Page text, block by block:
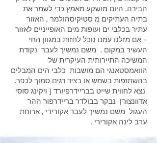
הבירה. היום מושקע מאמץ כדי לשמר את
בתיה העתיקים מ סטיקיסהולמר , האזור
עתיר בכלבי ים ועופות מים האופייניים לאזור
– אם מזלנו עמנו נוכל לחזות במגוון החי
העשיר במקום . משם נמשיך לעבר נקודת
המשיכה התיירותית העיקרית של
הוואמסטאנגי הם מושבות כלבי הים המבלים
בהשתזפות בשמש או בציד דגים סמוך לכפר.
נצא לחווית שייט בבריידרפיורד [ ויקינג סוסי
אדוונצור] נבקר בבולדר בריידרפור ההר
העגול משם נמשיך לעבר אקורירי , ארוחת
ערב לינה אקורירי .